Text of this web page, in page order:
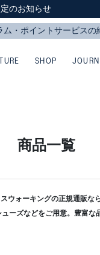
のお知らせ
せ
のお知らせ
せ
SHOP
商品一覧
ウォーキングの正規通販な
ーズなどをご用意。豊富な